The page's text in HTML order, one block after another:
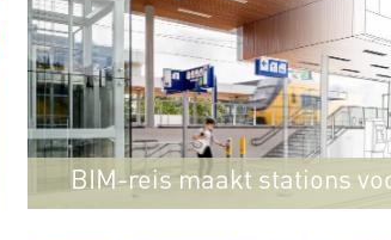
BIM-reis maakt stations